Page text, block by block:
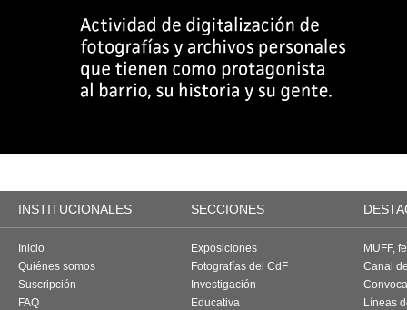
INSTITUCIONALES SECCIONES
Inicio
Quiénes somos
Suscripción
FAQ
Exposiciones
Fotografías del CdF
Investigación
Educativa
MUFF,
Canal
Líneas